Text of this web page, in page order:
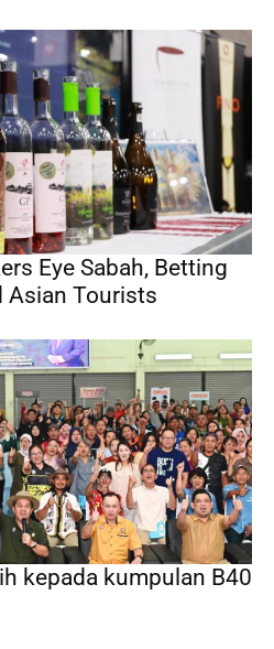
Eye Sabah, Betting
Asian Tourists
kepada kumpulan B40